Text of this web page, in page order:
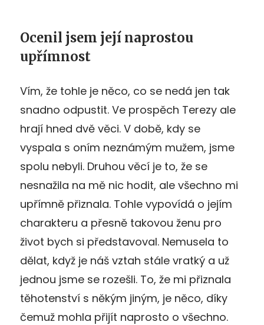
Ocenil jsem její naprostou
upřímnost
Vím, že tohle je něco, co se nedá jen tak
snadno odpustit. Ve prospěch Terezy ale
hrají hned dvě věci. V době, kdy se
vyspala s oním neznámým mužem, jsme
spolu nebyli. Druhou věcí je to, že se
nesnažila na mě nic hodit, ale všechno mi
upřímně přiznala. Tohle vypovídá o jejím
charakteru a přesně takovou ženu pro
život bych si představoval. Nemusela to
dělat, když je náš vztah stále vratký a už
jednou jsme se rozešli. To, že mi přiznala
těhotenství s někým jiným, je něco, díky
čemuž mohla přijít naprosto o všechno.